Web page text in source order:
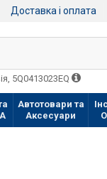
Доставка і оплата
5Q0413023EQ
Автотовари та
Аксесуари